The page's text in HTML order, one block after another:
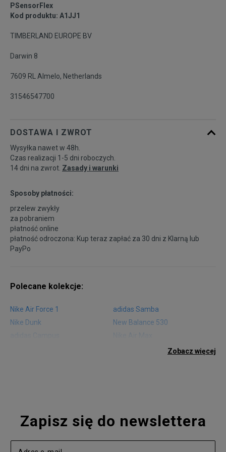
45,5
PSensorFlex
Kod produktu: A1JJ1
TIMBERLAND EUROPE BV
Darwin 8
7609 RL Almelo, Netherlands
31546547700
DOSTAWA I ZWROT
Wysyłka nawet w 48h.
Czas realizacji 1-5 dni roboczych.
14 dni na zwrot. Zasady i warunki
Sposoby płatności:
przelew zwykły
za pobraniem
płatność online
płatność odroczona: Kup teraz zapłać za 30 dni z Klarną lub
PayPo
Polecane kolekcje:
Nike Air Force 1
adidas Samba
Nike Dunk
New Balance 530
Air Jordan 1
New Balance 327
adidas Handball Spezial
Birkenstock Arizona
Nike Air Max 270
New Balance CT302
Zobacz więcej
Zapisz się do newslettera